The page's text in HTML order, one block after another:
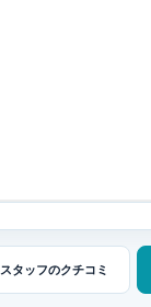
スタッフのクチコミ